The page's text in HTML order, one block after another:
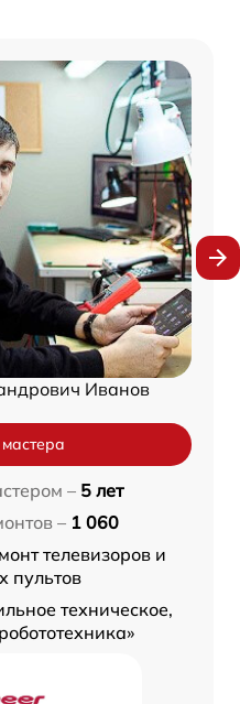
Иванов
– 5 лет
– 1 060
телевизоров и
пультов
техническое,